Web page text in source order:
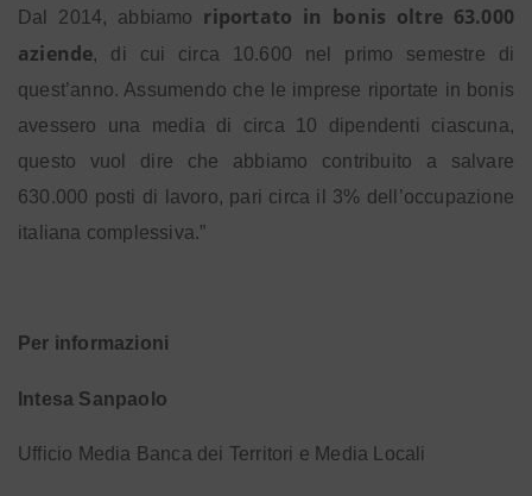
Dal 2014, abbiamo
riportato in bonis oltre 63.000
aziende, di cui circa 10.600 nel primo semestre di
quest’anno. Assumendo che le imprese riportate in bonis
avessero una media di circa 10 dipendenti ciascuna,
questo vuol dire che abbiamo contribuito a salvare
630.000 posti di lavoro, pari circa il 3% dell’occupazione
italiana complessiva.”
Per informazioni
Intesa Sanpaolo
Ufficio Media Banca dei Territori e Media Locali